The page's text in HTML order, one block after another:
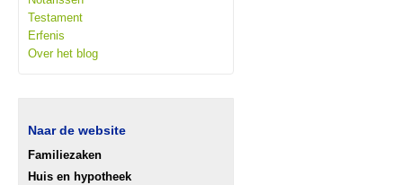
Testament
Erfenis
Over het blog
Naar de website
Familiezaken
Huis en hypotheek